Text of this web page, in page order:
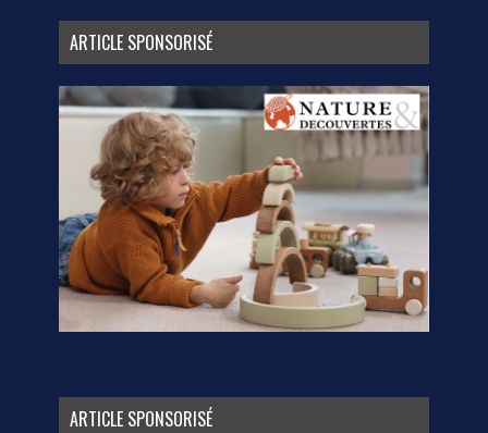
ARTICLE SPONSORISÉ
ARTICLE SPONSORISÉ